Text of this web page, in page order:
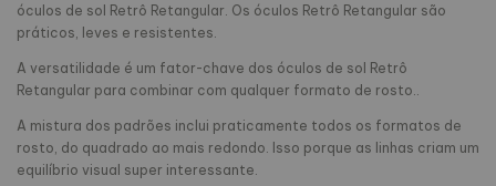
óculos de sol Retrô Retangular. Os óculos Retrô Retangular são
práticos, leves e resistentes.
A versatilidade é um fator-chave dos óculos de sol Retrô
Retangular para combinar com qualquer formato de rosto..
A mistura dos padrões inclui praticamente todos os formatos de
rosto, do quadrado ao mais redondo. Isso porque as linhas criam um
equilíbrio visual super interessante.